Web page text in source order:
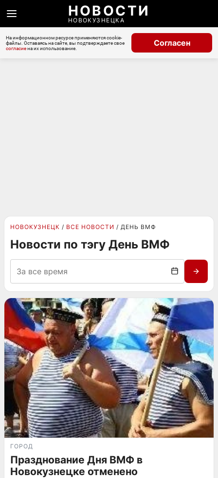
НОВОСТИ
НОВОКУЗНЕЦКА
На информационном ресурсе применяются cookie-
файлы. Оставаясь на сайте, вы подтверждаете свое
согласиена их использование.
Согласен
НОВОКУЗНЕЦК ВСЕ НОВОСТИ ДЕНЬ ВМФ
Новости по тэгу День ВМФ
ГОРОД
Празднование Дня ВМФ в
Новокузнецке отменено